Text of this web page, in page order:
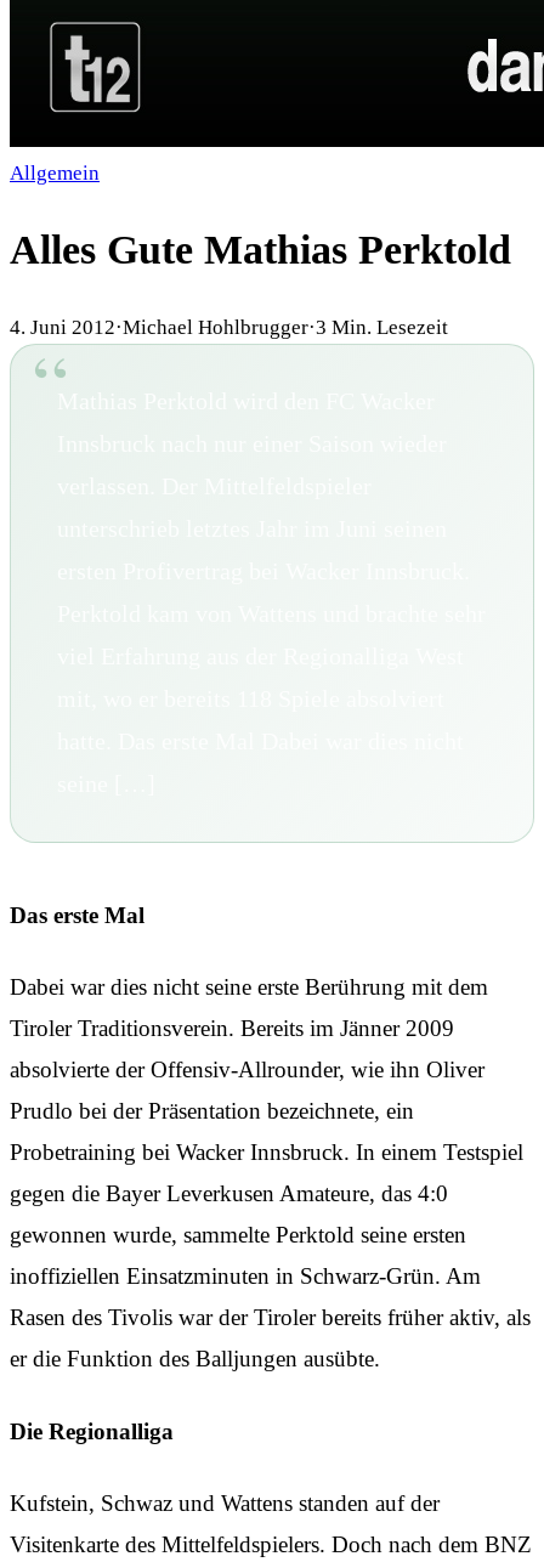
Allgemein
Alles Gute Mathias Perktold
4. Juni 2012·Michael Hohlbrugger·3 Min. Lesezeit
Das erste Mal
Dabei war dies nicht seine erste Berührung mit dem
Tiroler Traditionsverein. Bereits im Jänner 2009
absolvierte der Offensiv-Allrounder, wie ihn Oliver
Prudlo bei der Präsentation bezeichnete, ein
Probetraining bei Wacker Innsbruck. In einem Testspiel
gegen die Bayer Leverkusen Amateure, das 4:0
gewonnen wurde, sammelte Perktold seine ersten
inoffiziellen Einsatzminuten in Schwarz-Grün. Am
Rasen des Tivolis war der Tiroler bereits früher aktiv, als
er die Funktion des Balljungen ausübte.
Die Regionalliga
Kufstein, Schwaz und Wattens standen auf der
Visitenkarte des Mittelfeldspielers. Doch nach dem BNZ